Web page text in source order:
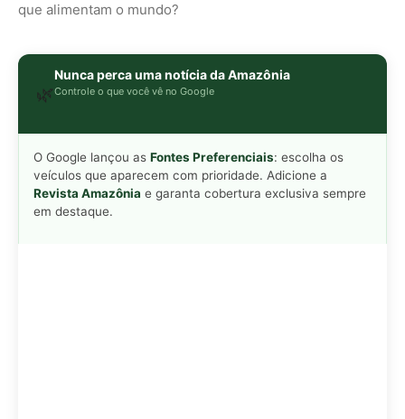
que alimentam o mundo?
🌿
Nunca perca uma notícia da Amazônia
Controle o que você vê no Google
O Google lançou as Fontes Preferenciais: escolha os
veículos que aparecem com prioridade. Adicione a
Revista Amazônia e garanta cobertura exclusiva sempre
em destaque.